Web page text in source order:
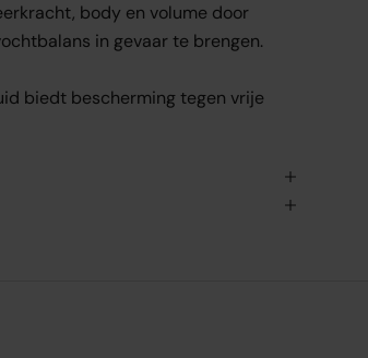
body en volume door
in gevaar te brengen.
biedt bescherming tegen vrije